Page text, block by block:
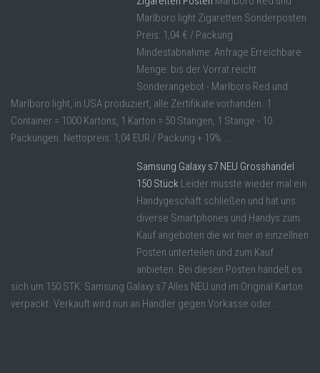
Marlboro light Zigaretten Sonderposten
Preis: 1,04 € / Packung
Mindestabnahme: Anfrage Erreichbare
Menge: bis der Vorrat reicht
Sonderangebot - Marlboro Red und
Marlboro light, in USA produziert, alle Zertifikate vorhanden. 1
Container = 1000 Kartons, 1 Karton = 50 Stangen, 1 Stange - 10
Packungen. Nettopreis: 1,04 EUR / Packung + 19% ...
Samsung Galaxy s7 NEU Grosshandel
150 Stück Leider musste wieder mal ein
Handygeschäft schließen und hat uns
diverse Smartphones und Handys zum
Kauf angeboten die wir hier in einzellnen
Posten unterteilen und zum Kauf
anbieten. Bei diesen Posten handelt es
sich um 150 STK: Samsung Galaxy s7 Alles NEU und im Original Karton
verpackt. Verkauft wird nun an Händler gegen Vorkasse oder ...